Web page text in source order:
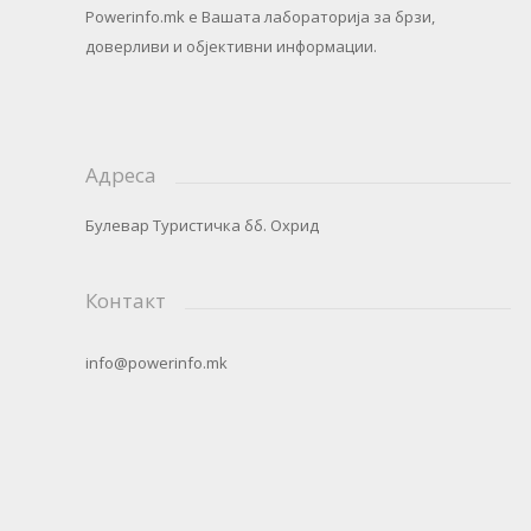
Powerinfo.mk e Вашата лабораторија за брзи,
доверливи и објективни информации.
Адреса
Булевар Туристичка бб. Охрид
Контакт
info@powerinfo.mk